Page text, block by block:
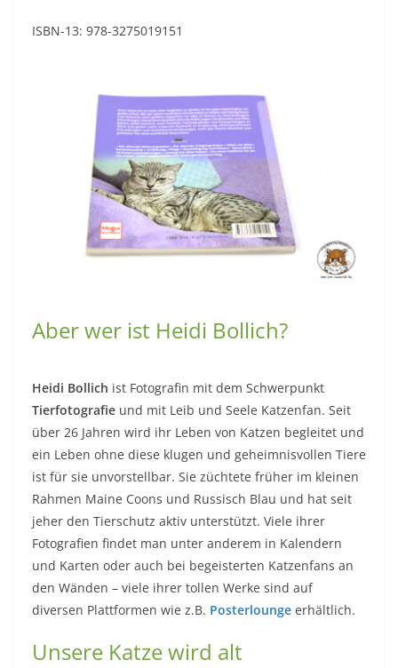
ISBN-13: 978-3275019151
Aber wer ist Heidi Bollich?
Heidi Bollich ist Fotografin mit dem Schwerpunkt
Tierfotografie und mit Leib und Seele Katzenfan. Seit
über 26 Jahren wird ihr Leben von Katzen begleitet und
ein Leben ohne diese klugen und geheimnisvollen Tiere
ist für sie unvorstellbar. Sie züchtete früher im kleinen
Rahmen Maine Coons und Russisch Blau und hat seit
jeher den Tierschutz aktiv unterstützt. Viele ihrer
Fotografien findet man unter anderem in Kalendern
und Karten oder auch bei begeisterten Katzenfans an
den Wänden – viele ihrer tollen Werke sind auf
diversen Plattformen wie z.B. Posterlounge erhältlich.
Unsere Katze wird alt